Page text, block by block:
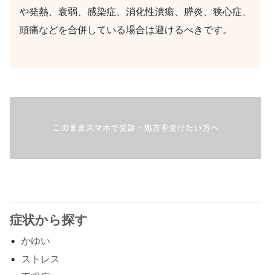
や発熱、衰弱、感染症、消化性潰瘍、膵炎、狭心症、
頭痛などを合併している場合は避けるべきです。
症状から探す
かゆい
ストレス